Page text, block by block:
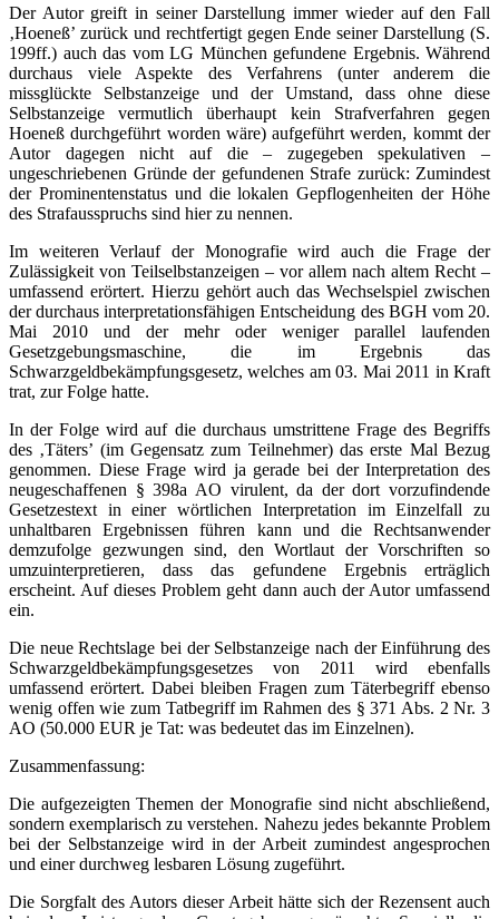
Der Autor greift in seiner Darstellung immer wieder auf den Fall
‚Hoeneß’ zurück und rechtfertigt gegen Ende seiner Darstellung (S.
199ff.) auch das vom LG München gefundene Ergebnis. Während
durchaus viele Aspekte des Verfahrens (unter anderem die
missglückte Selbstanzeige und der Umstand, dass ohne diese
Selbstanzeige vermutlich überhaupt kein Strafverfahren gegen
Hoeneß durchgeführt worden wäre) aufgeführt werden, kommt der
Autor dagegen nicht auf die – zugegeben spekulativen –
ungeschriebenen Gründe der gefundenen Strafe zurück: Zumindest
der Prominentenstatus und die lokalen Gepflogenheiten der Höhe
des Strafausspruchs sind hier zu nennen.
Im weiteren Verlauf der Monografie wird auch die Frage der
Zulässigkeit von Teilselbstanzeigen – vor allem nach altem Recht –
umfassend erörtert. Hierzu gehört auch das Wechselspiel zwischen
der durchaus interpretationsfähigen Entscheidung des BGH vom 20.
Mai 2010 und der mehr oder weniger parallel laufenden
Gesetzgebungsmaschine, die im Ergebnis das
Schwarzgeldbekämpfungsgesetz, welches am 03. Mai 2011 in Kraft
trat, zur Folge hatte.
In der Folge wird auf die durchaus umstrittene Frage des Begriffs
des ‚Täters’ (im Gegensatz zum Teilnehmer) das erste Mal Bezug
genommen. Diese Frage wird ja gerade bei der Interpretation des
neugeschaffenen § 398a AO virulent, da der dort vorzufindende
Gesetzestext in einer wörtlichen Interpretation im Einzelfall zu
unhaltbaren Ergebnissen führen kann und die Rechtsanwender
demzufolge gezwungen sind, den Wortlaut der Vorschriften so
umzuinterpretieren, dass das gefundene Ergebnis erträglich
erscheint. Auf dieses Problem geht dann auch der Autor umfassend
ein.
Die neue Rechtslage bei der Selbstanzeige nach der Einführung des
Schwarzgeldbekämpfungsgesetzes von 2011 wird ebenfalls
umfassend erörtert. Dabei bleiben Fragen zum Täterbegriff ebenso
wenig offen wie zum Tatbegriff im Rahmen des § 371 Abs. 2 Nr. 3
AO (50.000 EUR je Tat: was bedeutet das im Einzelnen).
Zusammenfassung:
Die aufgezeigten Themen der Monografie sind nicht abschließend,
sondern exemplarisch zu verstehen. Nahezu jedes bekannte Problem
bei der Selbstanzeige wird in der Arbeit zumindest angesprochen
und einer durchweg lesbaren Lösung zugeführt.
Die Sorgfalt des Autors dieser Arbeit hätte sich der Rezensent auch